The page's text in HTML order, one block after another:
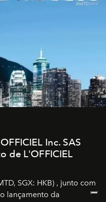
Inc. SAS
de L'OFFICIEL
SGX: HKB) , junto com
lançamento da